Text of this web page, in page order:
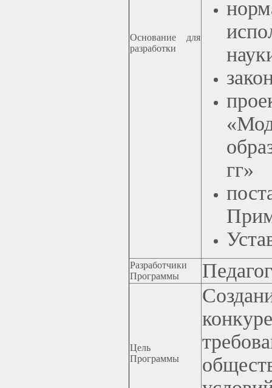
Основание для
разработки
гг»
Разработчики
Программы
Цель
Программы